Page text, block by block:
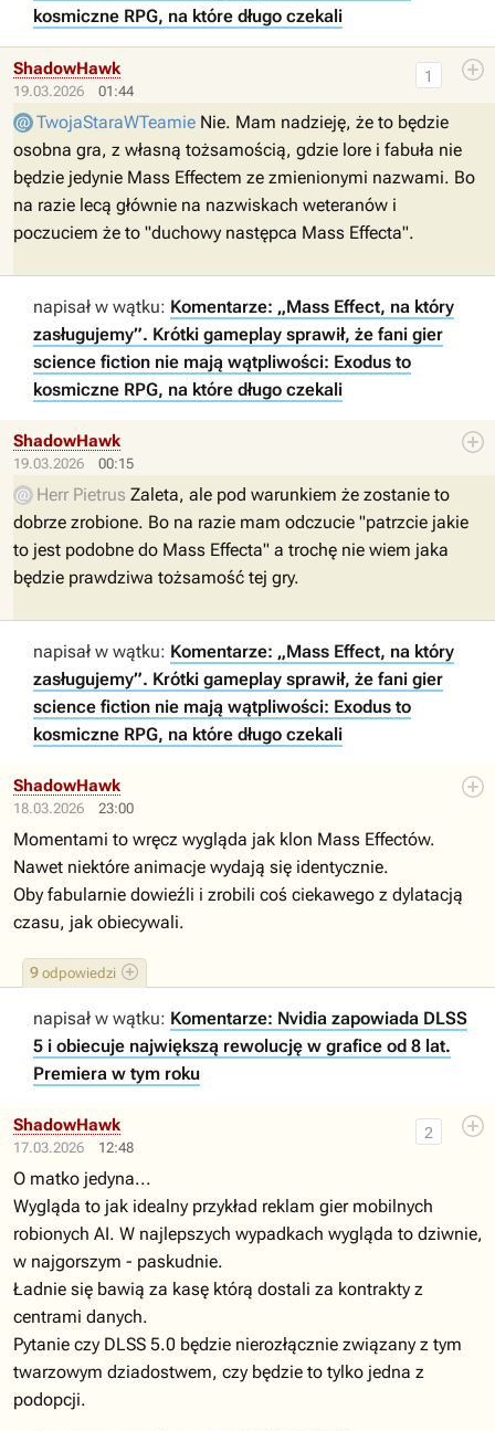
kosmiczne RPG, na które długo czekali
19.03.2026 01:44
1
ShadowHawk
TwojaStaraWTeamie Nie. Mam nadzieję, że to będzie
osobna gra, z własną tożsamością, gdzie lore i fabuła nie
będzie jedynie Mass Effectem ze zmienionymi nazwami. Bo
na razie lecą głównie na nazwiskach weteranów i
poczuciem że to "duchowy następca Mass Effecta".
napisał w wątku: Komentarze: „Mass Effect, na który
zasługujemy”. Krótki gameplay sprawił, że fani gier
science fiction nie mają wątpliwości: Exodus to
kosmiczne RPG, na które długo czekali
19.03.2026 00:15
ShadowHawk
Herr Pietrus Zaleta, ale pod warunkiem że zostanie to
dobrze zrobione. Bo na razie mam odczucie "patrzcie jakie
to jest podobne do Mass Effecta" a trochę nie wiem jaka
będzie prawdziwa tożsamość tej gry.
napisał w wątku: Komentarze: „Mass Effect, na który
zasługujemy”. Krótki gameplay sprawił, że fani gier
science fiction nie mają wątpliwości: Exodus to
kosmiczne RPG, na które długo czekali
18.03.2026 23:00
9 odpowiedzi
ShadowHawk
Momentami to wręcz wygląda jak klon Mass Effectów.
Nawet niektóre animacje wydają się identycznie.
Oby fabularnie dowieźli i zrobili coś ciekawego z dylatacją
czasu, jak obiecywali.
napisał w wątku: Komentarze: Nvidia zapowiada DLSS
5 i obiecuje największą rewolucję w grafice od 8 lat.
Premiera w tym roku
17.03.2026 12:48
2
ShadowHawk
O matko jedyna...
Wygląda to jak idealny przykład reklam gier mobilnych
robionych AI. W najlepszych wypadkach wygląda to dziwnie,
w najgorszym - paskudnie.
Ładnie się bawią za kasę którą dostali za kontrakty z
centrami danych.
Pytanie czy DLSS 5.0 będzie nierozłącznie związany z tym
twarzowym dziadostwem, czy będzie to tylko jedna z
podopcji.